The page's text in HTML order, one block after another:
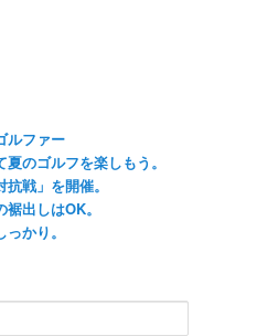
ルファー
のゴルフを楽しもう。
戦」を開催。
出しはOK。
かり。